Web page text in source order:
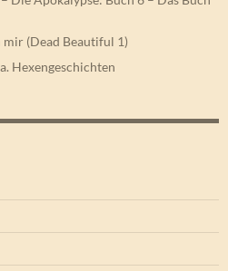
mir (Dead Beautiful 1)
Hexengeschichten